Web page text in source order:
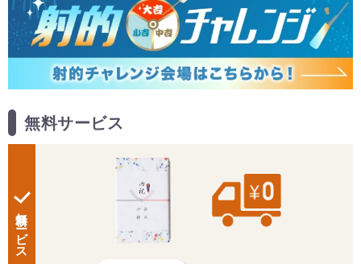
無料サービス
無料サービス